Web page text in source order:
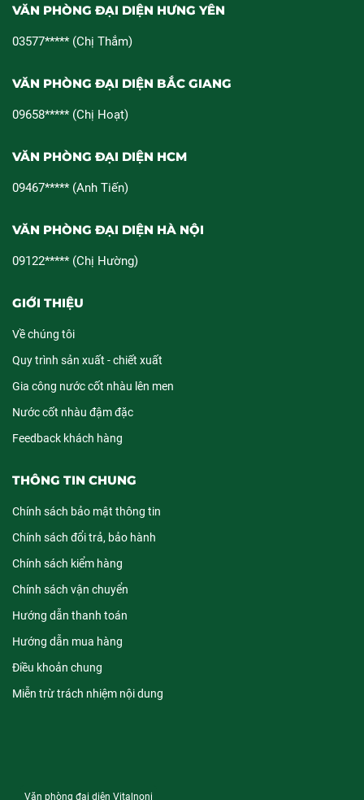
VĂN PHÒNG ĐẠI DIỆN HƯNG YÊN
03577***** (Chị Thắm)
VĂN PHÒNG ĐẠI DIỆN BẮC GIANG
09658***** (Chị Hoạt)
VĂN PHÒNG ĐẠI DIỆN HCM
09467***** (Anh Tiến)
VĂN PHÒNG ĐẠI DIỆN HÀ NỘI
09122***** (Chị Hường)
GIỚI THIỆU
Về chúng tôi
Quy trình sản xuất - chiết xuất
Gia công nước cốt nhàu lên men
Nước cốt nhàu đậm đặc
Feedback khách hàng
THÔNG TIN CHUNG
Chính sách bảo mật thông tin
Chính sách đổi trả, bảo hành
Chính sách kiểm hàng
Chính sách vận chuyển
Hướng dẫn thanh toán
Hướng dẫn mua hàng
Điều khoản chung
Miễn trừ trách nhiệm nội dung
Văn phòng đại diện Vitalnoni